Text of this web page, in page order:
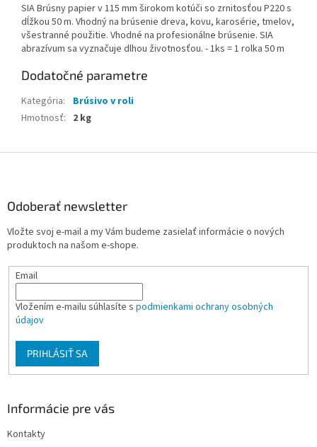
SIA Brúsny papier v 115 mm širokom kotúči so zrnitosťou P220 s
dĺžkou 50 m. Vhodný na brúsenie dreva, kovu, karosérie, tmelov,
všestranné použitie. Vhodné na profesionálne brúsenie. SIA
abrazívum sa vyznačuje dlhou životnosťou. - 1ks = 1 rolka 50 m
Dodatočné parametre
Kategória:
Brúsivo v roli
Hmotnosť: 2 kg
Odoberať newsletter
Vložte svoj e-mail a my Vám budeme zasielať informácie o nových
produktoch na našom e-shope.
Email
Vložením e-mailu súhlasíte s podmienkami ochrany osobných
údajov
PRIHLÁSIŤ SA
Informácie pre vás
Kontakty